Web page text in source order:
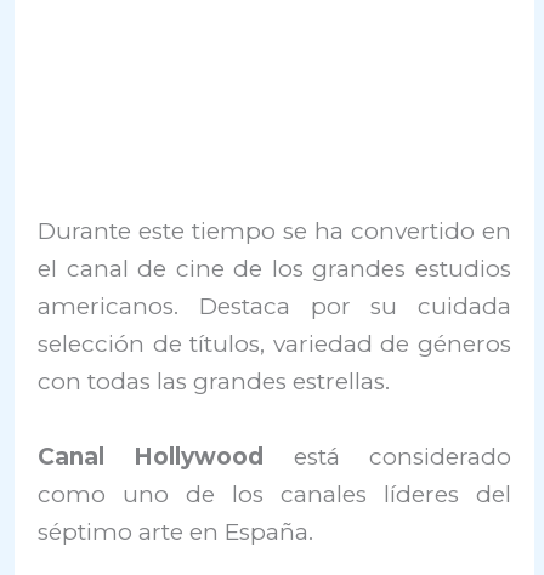
Durante este tiempo se ha convertido en
el canal de cine de los grandes estudios
americanos. Destaca por su cuidada
selección de títulos, variedad de géneros
con todas las grandes estrellas.
Canal Hollywood
está considerado
como uno de los canales líderes del
séptimo arte en España.